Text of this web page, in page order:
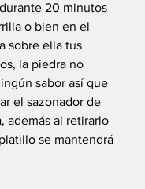
20 minutos
o bien en el
sobre ella tus
la piedra no
sabor así que
el sazonador de
además al retirarlo
se mantendrá